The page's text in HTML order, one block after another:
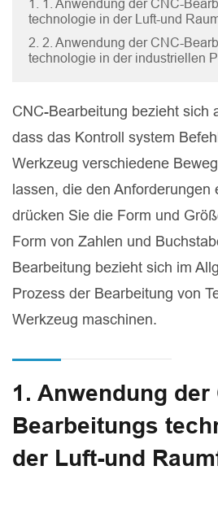
1. 1. Anwendung der CNC-
technologie in der Luft-und
2. 2. Anwendung der CNC-
technologie in der industriellen
CNC-Bearbeitung bezieht sich
dass das Kontroll system
Werkzeug verschiedene
lassen, die den Anforderungen
drücken Sie die Form und
Form von Zahlen und
Bearbeitung bezieht sich im
Prozess der Bearbeitung von
Werkzeug maschinen.
1. Anwendung der
Bearbeitungs
der Luft-und